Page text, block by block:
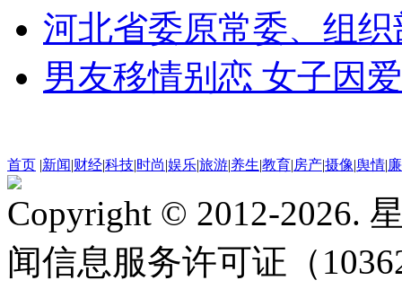
河北省委原常委、组
男友移情别恋 女子因
首页 |新闻|财经|科技|时尚|娱乐|旅游|养生|教育|房产|摄像|舆情|
Copyright © 2012-2026.
闻信息服务许可证（